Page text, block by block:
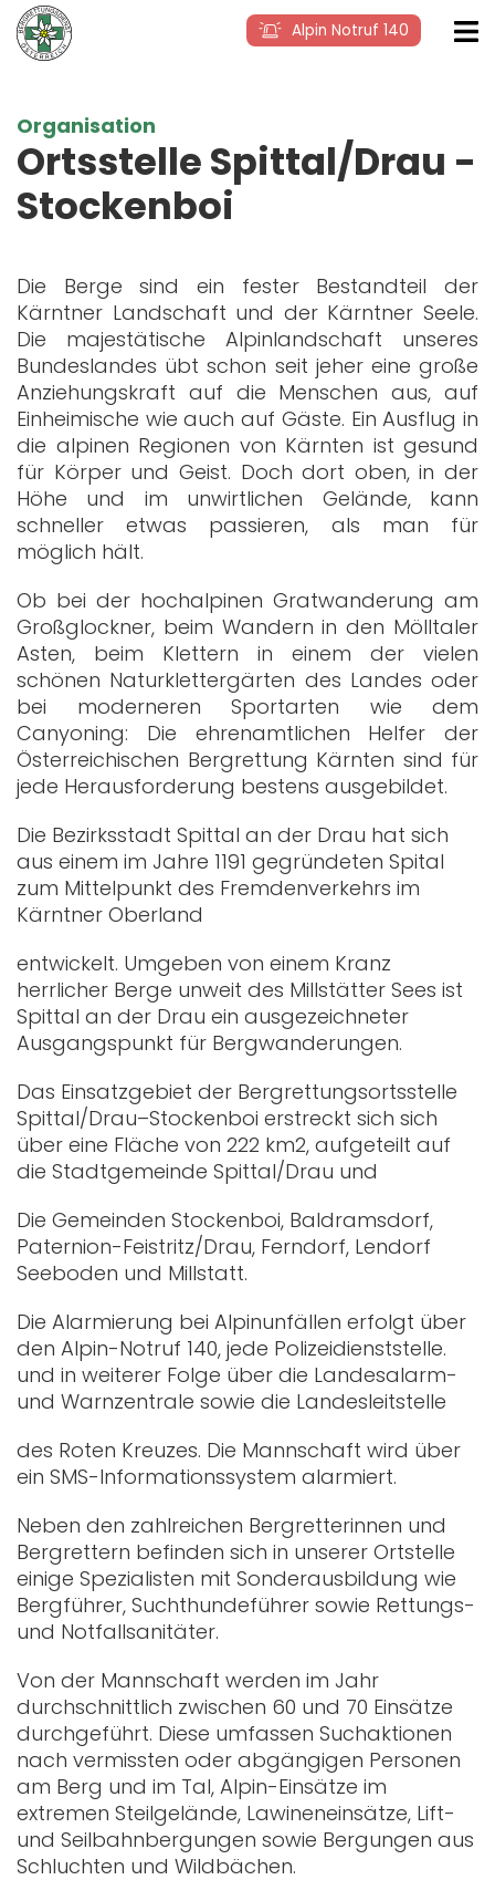
Alpin Notruf 140
Organisation
Ortsstelle Spittal/Drau -
Stockenboi
Die Berge sind ein fester Bestandteil der
Kärntner Landschaft und der Kärntner Seele.
Die majestätische Alpinlandschaft unseres
Bundeslandes übt schon seit jeher eine große
Anziehungskraft auf die Menschen aus, auf
Einheimische wie auch auf Gäste. Ein Ausflug in
die alpinen Regionen von Kärnten ist gesund
für Körper und Geist. Doch dort oben, in der
Höhe und im unwirtlichen Gelände, kann
schneller etwas passieren, als man für
möglich hält.
Ob bei der hochalpinen Gratwanderung am
Großglockner, beim Wandern in den Mölltaler
Asten, beim Klettern in einem der vielen
schönen Naturklettergärten des Landes oder
bei moderneren Sportarten wie dem
Canyoning: Die ehrenamtlichen Helfer der
Österreichischen Bergrettung Kärnten sind für
jede Herausforderung bestens ausgebildet.
Die Bezirksstadt Spittal an der Drau hat sich
aus einem im Jahre 1191 gegründeten Spital
zum Mittelpunkt des Fremdenverkehrs im
Kärntner Oberland
entwickelt. Umgeben von einem Kranz
herrlicher Berge unweit des Millstätter Sees ist
Spittal an der Drau ein ausgezeichneter
Ausgangspunkt für Bergwanderungen.
Das Einsatzgebiet der Bergrettungsortsstelle
Spittal/Drau–Stockenboi erstreckt sich sich
über eine Fläche von 222 km2, aufgeteilt auf
die Stadtgemeinde Spittal/Drau und
Die Gemeinden Stockenboi, Baldramsdorf,
Paternion-Feistritz/Drau, Ferndorf, Lendorf
Seeboden und Millstatt.
Die Alarmierung bei Alpinunfällen erfolgt über
den Alpin-Notruf 140, jede Polizeidienststelle.
und in weiterer Folge über die Landesalarm-
und Warnzentrale sowie die Landesleitstelle
des Roten Kreuzes. Die Mannschaft wird über
ein SMS-Informationssystem alarmiert.
Neben den zahlreichen Bergretterinnen und
Bergrettern befinden sich in unserer Ortstelle
einige Spezialisten mit Sonderausbildung wie
Bergführer, Suchthundeführer sowie Rettungs-
und Notfallsanitäter.
Von der Mannschaft werden im Jahr
durchschnittlich zwischen 60 und 70 Einsätze
durchgeführt. Diese umfassen Suchaktionen
nach vermissten oder abgängigen Personen
am Berg und im Tal, Alpin-Einsätze im
extremen Steilgelände, Lawineneinsätze, Lift-
und Seilbahnbergungen sowie Bergungen aus
Schluchten und Wildbächen.